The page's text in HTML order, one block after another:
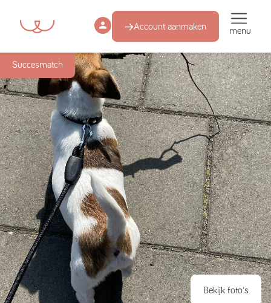
Account aanmaken menu
Succesmatch
Bekijk foto's